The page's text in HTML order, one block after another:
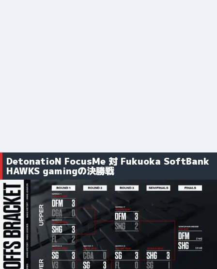
DetonatioN FocusMe 対 Fukuoka SoftBank
HAWKS gamingの決勝戦